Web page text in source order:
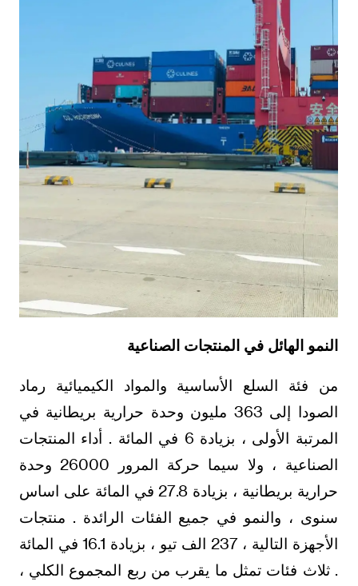
النمو الهائل في المنتجات الصناعية
من فئة السلع الأساسية والمواد الكيميائية رماد
الصودا إلى 363 مليون وحدة حرارية بريطانية في
المرتبة الأولى ، بزيادة 6 في المائة . أداء المنتجات
الصناعية ، ولا سيما حركة المرور 26000 وحدة
حرارية بريطانية ، بزيادة 27.8 في المائة على اساس
سنوى ، والنمو في جميع الفئات الرائدة . منتجات
الأجهزة التالية ، 237 الف تيو ، بزيادة 16.1 في المائة
. ثلاث فئات تمثل ما يقرب من ربع المجموع الكلي ،